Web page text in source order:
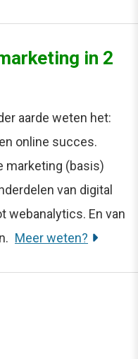
in 2
aarde weten het:
online succes.
marketing (basis)
van digital
webanalytics. En van
Meer weten?